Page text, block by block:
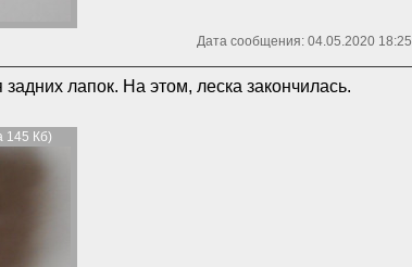
Дата сообщения: 04.05.2020 18:25
лапок. На этом, леска закончилась.
145 Кб)